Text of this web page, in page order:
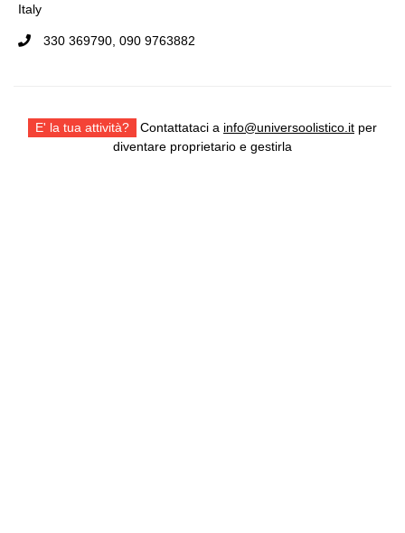
Italy
330 369790, 090 9763882
E' la tua attività? Contattataci a info@universoolistico.it per
diventare proprietario e gestirla